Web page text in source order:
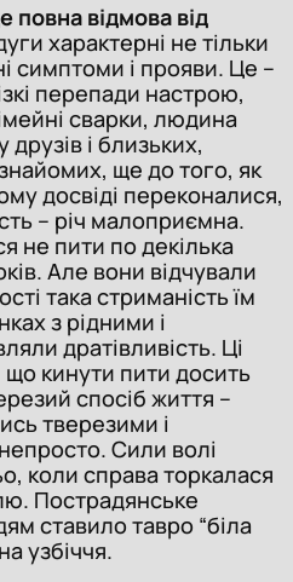
відмова від
характерні не тільки
симптоми і прояви. Це –
перепади настрою,
сварки, людина
і близьких,
ще до того, як
досвіді переконалися,
– річ малоприємна.
не пити по декілька
Але вони відчували
така стриманість їм
з рідними і
дратівливість. Ці
кинути пити досить
спосіб життя –
тверезими і
Сили волі
коли справа торкалася
Пострадянське
ставило тавро “біла
узбіччя.